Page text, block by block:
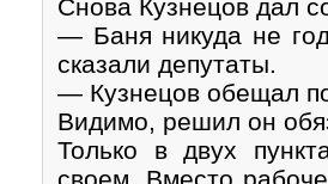
Снова Кузнецов дал
— Баня никуда не
сказали депутаты.
— Кузнецов обещал
Видимо, решил он
Только в двух
своем. Вместо